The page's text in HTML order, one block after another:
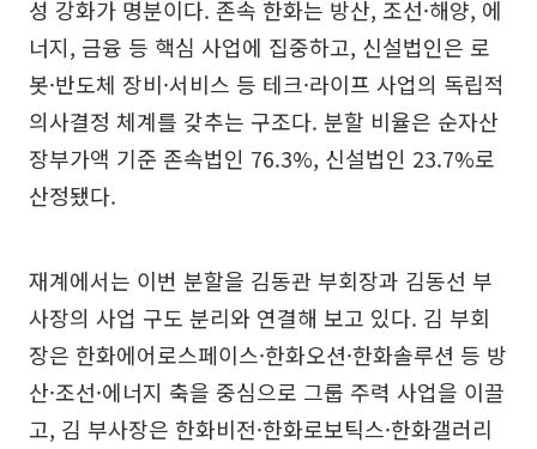
성 강화가 명분이다. 존속 한화는 방산, 조선·해양, 에
너지, 금융 등 핵심 사업에 집중하고, 신설법인은 로
봇·반도체 장비·서비스 등 테크·라이프 사업의 독립적
의사결정 체계를 갖추는 구조다. 분할 비율은 순자산
장부가액 기준 존속법인 76.3%, 신설법인 23.7%로
산정됐다.
재계에서는 이번 분할을 김동관 부회장과 김동선 부
사장의 사업 구도 분리와 연결해 보고 있다. 김 부회
장은 한화에어로스페이스·한화오션·한화솔루션 등 방
산·조선·에너지 축을 중심으로 그룹 주력 사업을 이끌
고, 김 부사장은 한화비전·한화로보틱스·한화갤러리